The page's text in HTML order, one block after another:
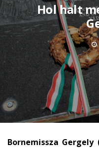
Hol halt
Bornemissza Gergely